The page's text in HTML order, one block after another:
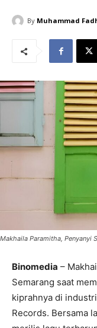
By Muhammad
Makhaila Paramitha, Penyanyi
Binomedia –
Semarang saat
kiprahnya di
Records. Bersama